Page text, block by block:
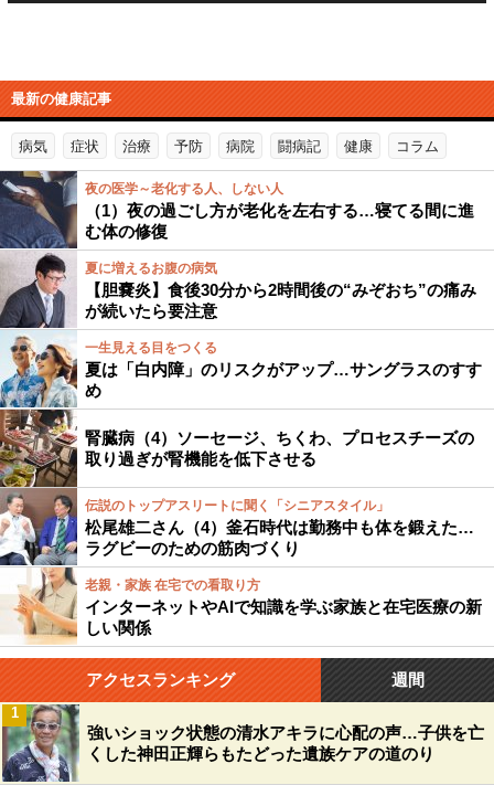
最新の健康記事
病気 症状 治療 予防 病院 闘病記 健康 コラム
夜の医学～老化する人、しない人
（1）夜の過ごし方が老化を左右する…寝てる間に進
む体の修復
夏に増えるお腹の病気
【胆嚢炎】食後30分から2時間後の“みぞおち”の痛み
が続いたら要注意
一生見える目をつくる
夏は「白内障」のリスクがアップ…サングラスのすす
め
腎臓病（4）ソーセージ、ちくわ、プロセスチーズの
取り過ぎが腎機能を低下させる
伝説のトップアスリートに聞く「シニアスタイル」
松尾雄二さん（4）釜石時代は勤務中も体を鍛えた…
ラグビーのための筋肉づくり
老親・家族 在宅での看取り方
インターネットやAIで知識を学ぶ家族と在宅医療の新
しい関係
アクセスランキング 週間
強いショック状態の清水アキラに心配の声…子供を亡
くした神田正輝らもたどった遺族ケアの道のり
1